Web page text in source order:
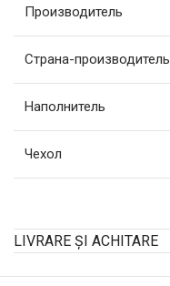
Производитель
Страна-производитель
Наполнитель
Чехол
LIVRARE ȘI ACHITARE